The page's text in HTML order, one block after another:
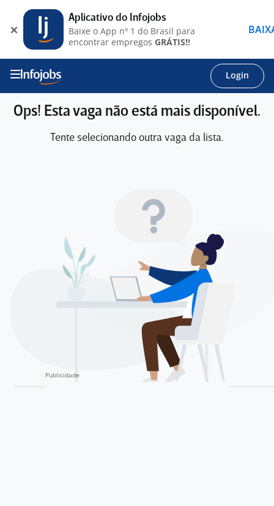
Login
Ops! Esta vaga não está mais disponível.
Tente selecionando outra vaga da lista.
Aplicativo do Infojobs
Baixe o App nº 1 do Brasil para
encontrar empregos GRÁTIS!!